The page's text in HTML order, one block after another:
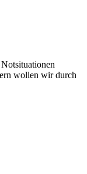
wollen wir durch